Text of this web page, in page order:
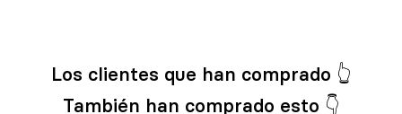
Los clientes que han comprado 👆
También han comprado esto 👇